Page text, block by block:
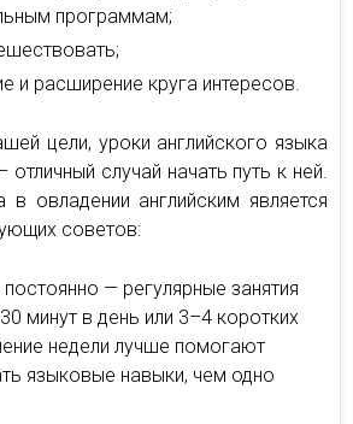
программам;
и расширение круга интересов.
цели, уроки английского языка
случай начать путь к ней.
овладении английским является
советов:
— регулярные занятия
минут в день или 3–4 коротких
недели лучше помогают
языковые навыки, чем одно